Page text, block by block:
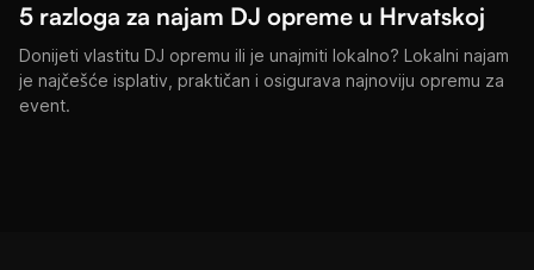
5 razloga za najam DJ opreme u Hrvatskoj
Donijeti vlastitu DJ opremu ili je unajmiti lokalno? Lokalni najam
je najčešće isplativ, praktičan i osigurava najnoviju opremu za
event.